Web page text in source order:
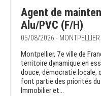
Agent de
Alu/PVC (F/H)
05/08/2026 - MONTPELLIER
Montpellier, 7e ville de
territoire dynamique en
douce, démocratie locale,
font partie des priorités
Immobilier et...